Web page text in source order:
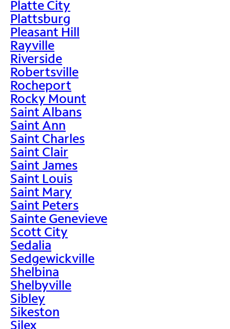
Platte City
Plattsburg
Pleasant Hill
Rayville
Riverside
Robertsville
Rocheport
Rocky Mount
Saint Albans
Saint Ann
Saint Charles
Saint Clair
Saint James
Saint Louis
Saint Mary
Saint Peters
Sainte Genevieve
Scott City
Sedalia
Sedgewickville
Shelbina
Shelbyville
Sibley
Sikeston
Silex